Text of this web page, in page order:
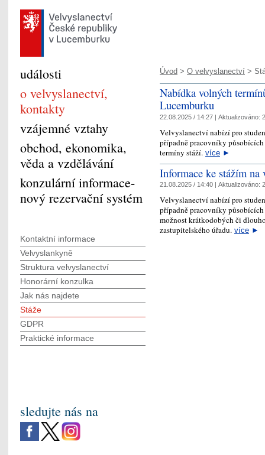
Úvod > O velvyslanectví >
Nabídka volných
Lucemburku
22.08.2025 / 14:27 | Aktualizováno:
Velvyslanectví nabízí pro
případně pracovníky
termíny stáží. více ►
Informace ke stážím
21.08.2025 / 14:40 | Aktualizováno:
Velvyslanectví nabízí pro
případně pracovníky
možnost krátkodobých či
zastupitelského úřadu. více ►
události
o velvyslanectví,
kontakty
vzájemné vztahy
obchod, ekonomika,
věda a vzdělávání
konzulární informace-
nový rezervační systém
Kontaktní informace
Velvyslankyně
Struktura velvyslanectví
Honorární konzulka
Jak nás najdete
Stáže
GDPR
Praktické informace
sledujte nás na